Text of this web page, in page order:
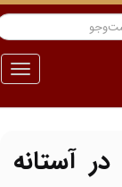
منو
آستانه